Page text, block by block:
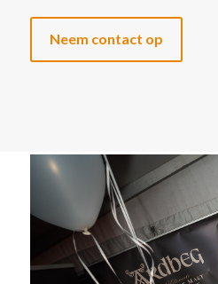
Neem contact op